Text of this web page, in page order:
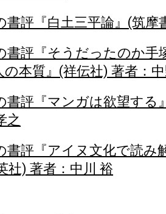
書評『白土三平論』(筑摩
書評『そうだったのか
の本質』(祥伝社) 著者：
書評『マンガは欲望する
之
書評『アイヌ文化で読み
社) 著者：中川 裕